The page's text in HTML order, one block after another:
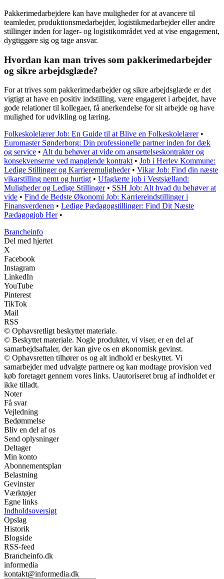
Pakkerimedarbejdere kan have muligheder for at avancere til
teamleder, produktionsmedarbejder, logistikmedarbejder eller andre
stillinger inden for lager- og logistikområdet ved at vise engagement,
dygtiggøre sig og tage ansvar.
Hvordan kan man trives som pakkerimedarbejder
og sikre arbejdsglæde?
For at trives som pakkerimedarbejder og sikre arbejdsglæde er det
vigtigt at have en positiv indstilling, være engageret i arbejdet, have
gode relationer til kollegaer, få anerkendelse for sit arbejde og have
mulighed for udvikling og læring.
Folkeskolelærer Job: En Guide til at Blive en Folkeskolelærer•
Euromaster Sønderborg: Din professionelle partner inden for dæk
og service • Alt du behøver at vide om ansættelseskontrakter og
konsekvenserne ved manglende kontrakt • Job i Herlev Kommune:
Ledige Stillinger og Karrieremuligheder• Vikar Job: Find din næste
vikarstilling nemt og hurtigt • Ufaglærte job i Vestsjælland:
Muligheder og Ledige Stillinger• SSH Job: Alt hvad du behøver at
vide • Find de Bedste Økonomi Job: Karriereindstillinger i
Finansverdenen • Ledige Pædagogstillinger: Find Dit Næste
Pædagogjob Her•
Brancheinfo
Del med hjertet
X
Facebook
Instagram
LinkedIn
YouTube
Pinterest
TikTok
Mail
RSS
© Ophavsretligt beskyttet materiale.
© Beskyttet materiale. Nogle produkter, vi viser, er en del af
samarbejdsaftaler, der kan give os en økonomisk gevinst.
© Ophavsretten tilhører os og alt indhold er beskyttet. Vi
samarbejder med udvalgte partnere og kan modtage provision ved
køb foretaget gennem vores links. Uautoriseret brug af indholdet er
ikke tilladt.
Noter
Få svar
Vejledning
Bedømmelse
Bliv en del af os
Send oplysninger
Deltager
Min konto
Abonnementsplan
Belastning
Gevinster
Værktøjer
Egne links
Indholdsoversigt
Opslag
Historik
Blogside
RSS-feed
Brancheinfo.dk
informedia
kontakt@informedia.dk